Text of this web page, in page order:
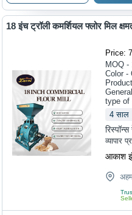
18 इंच ट्रॉली कमर्शियल फ्लोर मिल
Price:
MOQ -
Color -
type of
4 साल
व्यापार
आकाश